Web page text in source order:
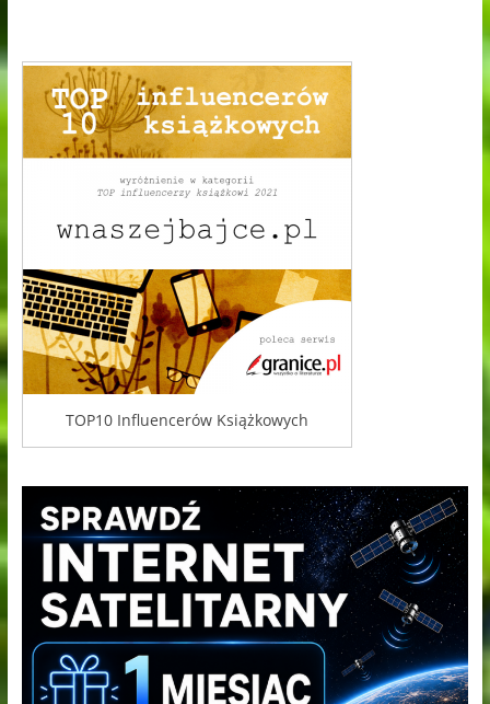
TOP10 Influencerów Książkowych